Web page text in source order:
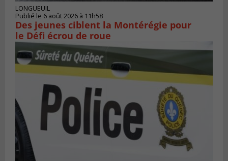
LONGUEUIL
Publié le 6 août 2026 à 11h58
Des jeunes ciblent la Montérégie pour
le Défi écrou de roue